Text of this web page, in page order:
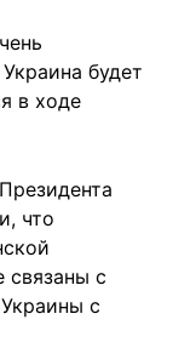
будет
в ходе
что
связаны с
с